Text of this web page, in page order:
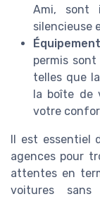
Ami, sont
silencieuse
permis
telles que
la boîte de
votre
Il est essentiel
agences pour
attentes en
voitures sans